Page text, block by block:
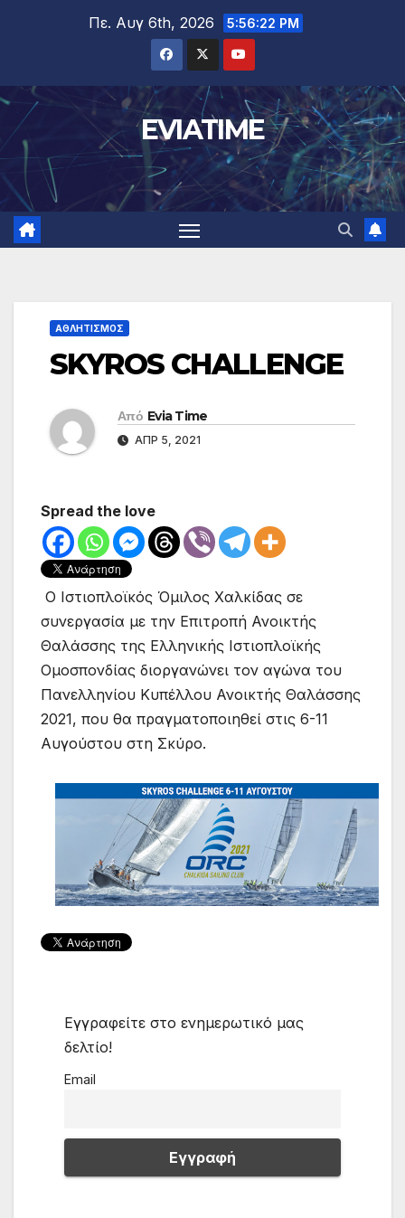
Πε. Αυγ 6th, 2026 5:56:23 PM
EVIATIME
ΑΘΛΗΤΙΣΜΟΣ
SKYROS CHALLENGE
Από Evia Time
ΑΠΡ 5, 2021
Spread the love
Ο Ιστιοπλοϊκός Όμιλος Χαλκίδας σε
συνεργασία με την Επιτροπή Ανοικτής
Θαλάσσης της Ελληνικής Ιστιοπλοϊκής
Ομοσπονδίας διοργανώνει τον αγώνα του
Πανελληνίου Κυπέλλου Ανοικτής Θαλάσσης
2021, που θα πραγματοποιηθεί στις 6-11
Αυγούστου στη Σκύρο.
Εγγραφείτε στο ενημερωτικό μας
δελτίο!
Email